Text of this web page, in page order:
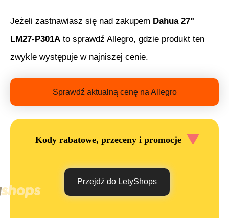
Jeżeli zastnawiasz się nad zakupem Dahua 27"
LM27-P301A to sprawdź Allegro, gdzie produkt ten
zwykle występuje w najniszej cenie.
Sprawdź aktualną cenę na Allegro
Kody rabatowe, przeceny i promocje
Przejdź do LetyShops